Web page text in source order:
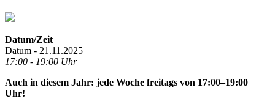
Datum/Zeit
Datum - 21.11.2025
17:00 - 19:00 Uhr
Auch in diesem Jahr: jede Woche freitags von 17:00–19:00
Uhr!